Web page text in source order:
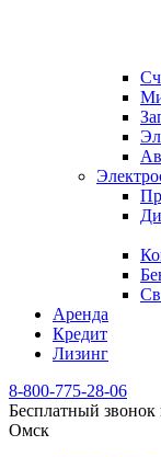
Аренда
Кредит
Лизинг
8-800-775-28-06
Бесплатный
Омск